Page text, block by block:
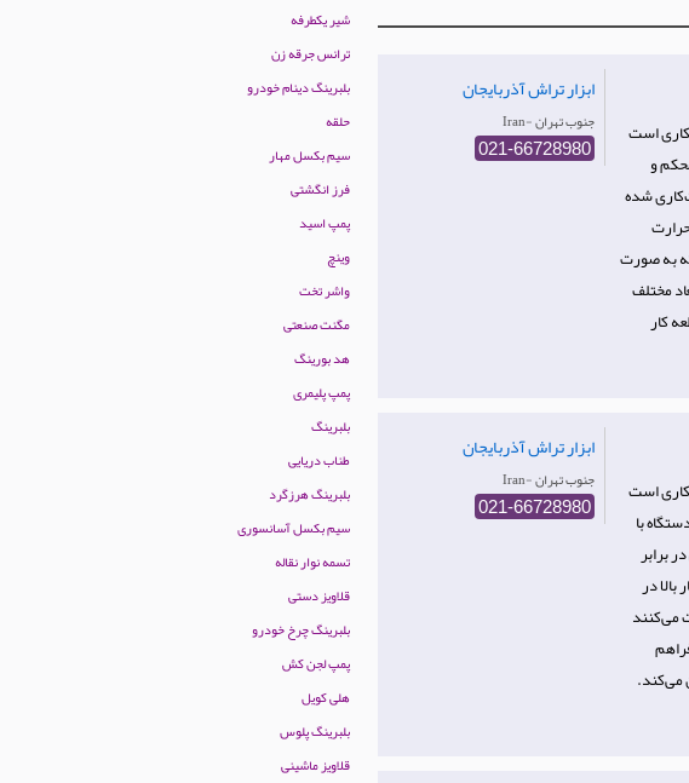
شیر یکطرفه
ترانس جرقه زن
بلبرینگ دینام خودرو
حلقه
سیم بکسل مهار
فرز انگشتی
پمپ اسید
وینچ
واشر تخت
مگنت صنعتی
هد بورینگ
پمپ پلیمری
بلبرینگ
طناب دریایی
بلبرینگ هرزگرد
سیم بکسل آسانسوری
تسمه نوار نقاله
قلاویز دستی
بلبرینگ چرخ خودرو
پمپ لجن کش
هلی کویل
بلبرینگ پلوس
قلاویز ماشینی
ابزار تراش آذربایجان
Iran- جنوب‌ تهران
021-66728980
تراشکاری است
و
شده
نظام 100 با فک‌هایی که به صورت
مختلف
کار
ابزار تراش آذربایجان
Iran- جنوب‌ تهران
021-66728980
تراشکاری است
با
برابر
در
می‌کنند
می‌کند.